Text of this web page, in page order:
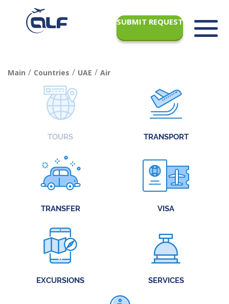
SUBMIT REQUEST
Main / Countries / UAE / Air
TOURS TRANSPORT
TRANSFER VISA
EXCURSIONS SERVICES